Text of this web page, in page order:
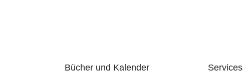
Bücher und Kalender Services